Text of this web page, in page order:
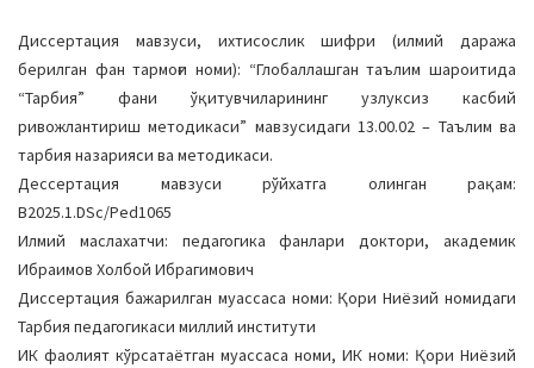
Диссертация мавзуси, ихтисослик шифри (илмий даража
берилган фан тармоғи номи): “Глобаллашган таълим шароитида
“Тарбия” фани ўқитувчиларининг узлуксиз касбий
ривожлантириш методикаси” мавзусидаги 13.00.02 – Таълим ва
тарбия назарияси ва методикаси.
Дессертация мавзуси рўйхатга олинган рақам:
B2025.1.DSc/Ped1065
Илмий маслахатчи: педагогика фанлари доктори, академик
Ибраимов Холбой Ибрагимович
Диссертация бажарилган муассаса номи: Қори Ниёзий номидаги
Тарбия педагогикаси миллий институти
ИК фаолият кўрсатаётган муассаса номи, ИК номи: Қори Ниёзий